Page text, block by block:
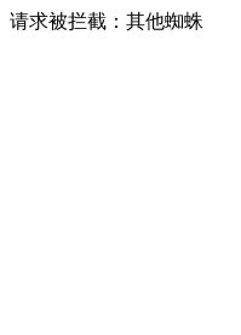
请求被拦截：其他蜘蛛